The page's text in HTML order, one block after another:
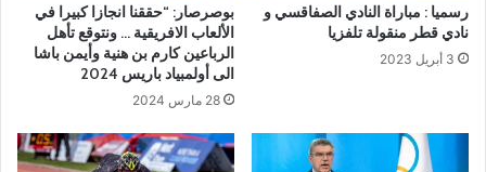
رسميا : مباراة النادي الصفاقسي و
نادي قطر منقولة تلفزيا
3 أبريل 2023
بوصرصار: “حققنا انجازا كبيرا في
الألعاب الافريقية … ونتوقع تأهل
الرباعين كارم بن هنية وأيمن باشا
الى أولمبياد باريس 2024
28 مارس 2024